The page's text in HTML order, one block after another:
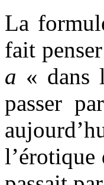
La
fait
a « dans
passer
l’érotique